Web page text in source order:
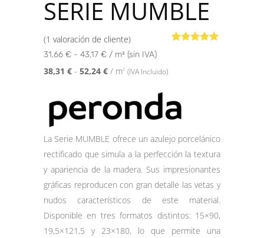
SERIE MUMBLE
(1 valoración de cliente)
31,66 € - 43,17 € / m² (sin IVA)
38,31 € - 52,24 € / m2 (IVA Incluido)
La Serie MUMBLE ofrece un azulejo porcelánico
rectificado que simula a la perfección la textura
y apariencia de la madera. Sus impresionantes
gráficas reproducen con gran detalle las vetas y
nudos característicos de este material.
Disponible en tres formatos distintos: 15×90,
19,5×121,5 y 23×180, lo que permite una